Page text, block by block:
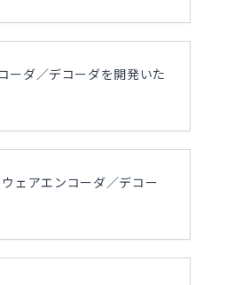
ーダ／デコーダを開発いた
ェアエンコーダ／デコー